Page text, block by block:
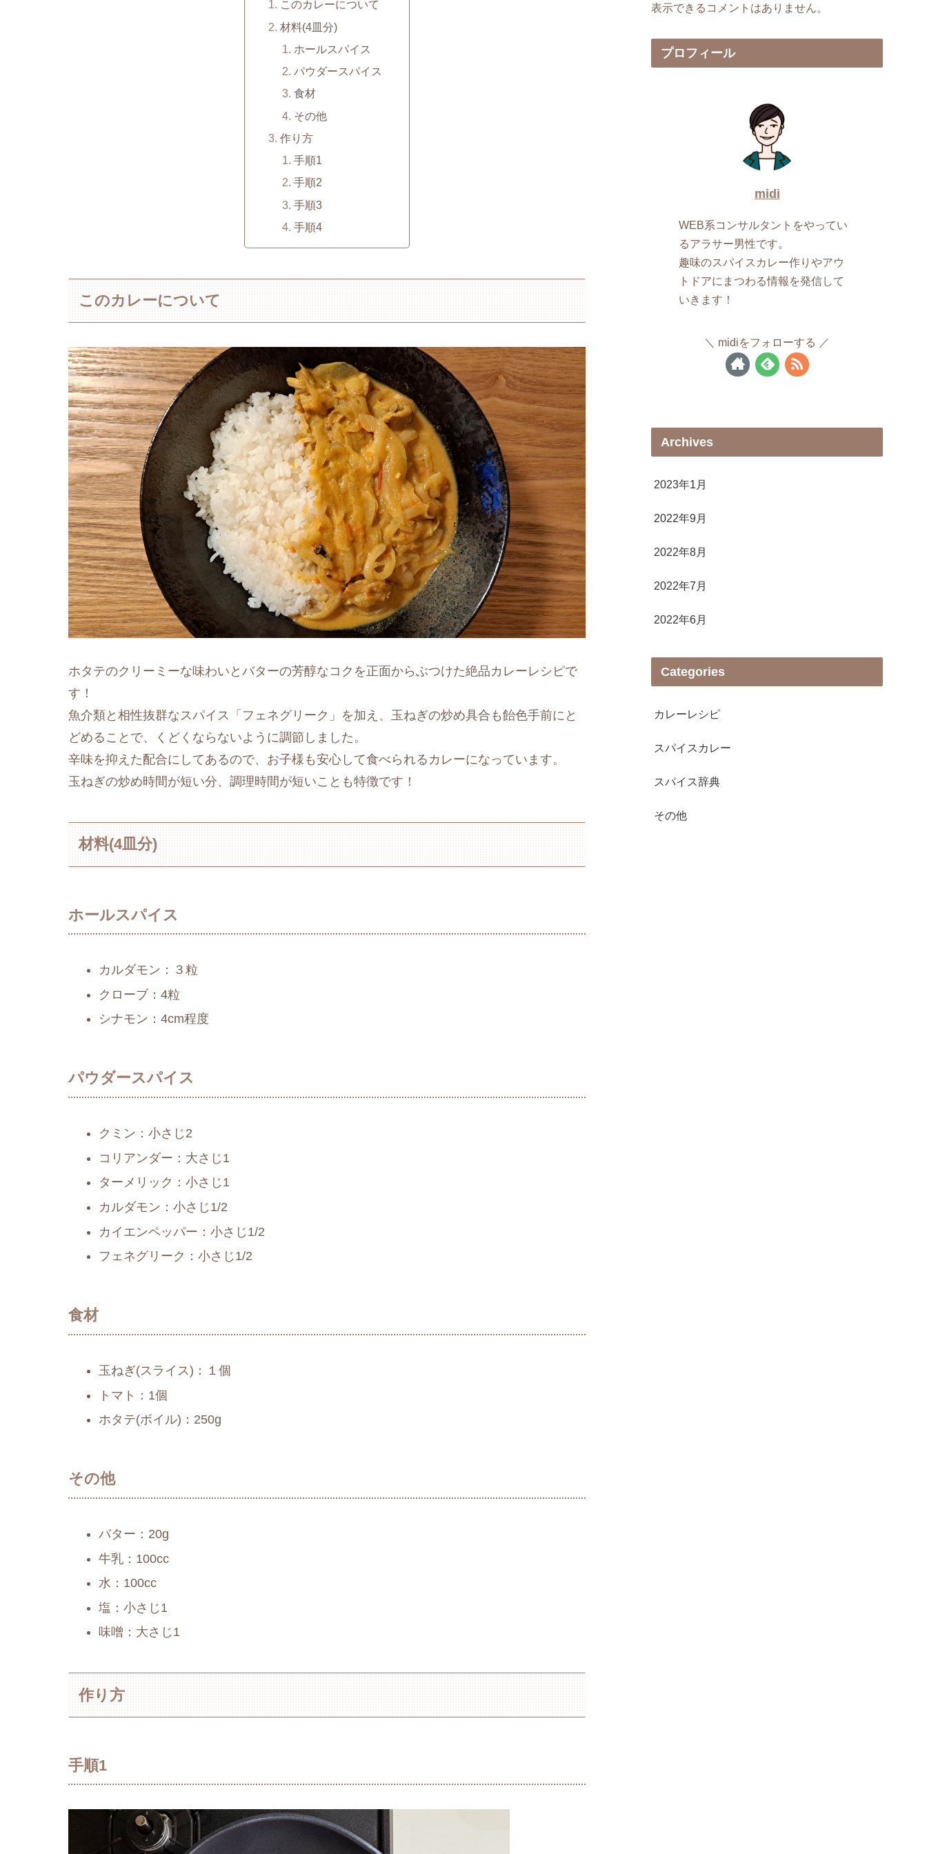
このカレーについて
材料(4皿分)
ホールスパイス
パウダースパイス
食材
その他
作り方
手順1
手順2
手順3
手順4
このカレーについて
ホタテのクリーミーな味わいとバターの芳醇なコクを正面からぶつけた絶品カレーレシピで
す！
魚介類と相性抜群なスパイス「フェネグリーク」を加え、玉ねぎの炒め具合も飴色手前にと
どめることで、くどくならないように調節しました。
辛味を抑えた配合にしてあるので、お子様も安心して食べられるカレーになっています。
玉ねぎの炒め時間が短い分、調理時間が短いことも特徴です！
材料(4皿分)
ホールスパイス
カルダモン：３粒
クローブ：4粒
シナモン：4cm程度
パウダースパイス
クミン：小さじ2
コリアンダー：大さじ1
ターメリック：小さじ1
カルダモン：小さじ1/2
カイエンペッパー：小さじ1/2
フェネグリーク：小さじ1/2
食材
玉ねぎ(スライス)：１個
トマト：1個
ホタテ(ボイル)：250g
その他
バター：20g
牛乳：100cc
水：100cc
塩：小さじ1
味噌：大さじ1
作り方
手順1
表示できるコメントはありません。
プロフィール
midi
WEB系コンサルタントをやってい
るアラサー男性です。
趣味のスパイスカレー作りやアウ
トドアにまつわる情報を発信して
いきます！
midiをフォローする
Archives
2023年1月
2022年9月
2022年8月
2022年7月
2022年6月
Categories
カレーレシピ
スパイスカレー
スパイス辞典
その他